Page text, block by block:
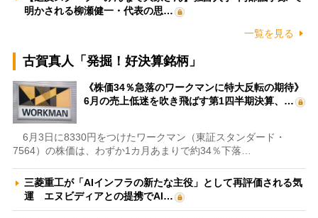
明かされる柳瀬健一・代表の思…
一覧を見る
古賀真人「発掘！好決算銘柄」
《株価34％急落のワークマンに特大反転の期待》
6月の売上低迷を吹き飛ばす第1四半期決算、…
6月3日に8330円をつけたワークマン（東証スタンダード・
7564）の株価は、わずか1カ月あまりで約34％下落…
三菱重工が「AIインフラの新たな主役」として再評価される気
運 エヌビディアとの提携でAI…